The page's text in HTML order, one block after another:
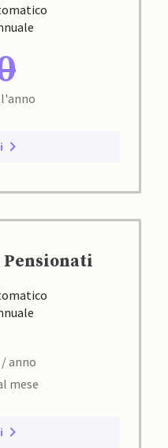
Pensionati
/ anno
mese